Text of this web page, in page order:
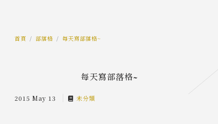
我的作品
首頁 部落格 每天寫部落格~
每天寫部落格~
2015 May 13 未分類